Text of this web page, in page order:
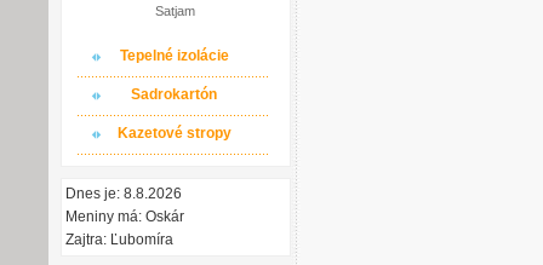
Satjam
Tepelné izolácie
Sadrokartón
Kazetové stropy
Dnes je: 8.8.2026
Meniny má: Oskár
Zajtra: Ľubomíra